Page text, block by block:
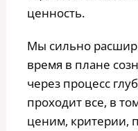
ценность.
Мы сильно
время в плане
через процесс
проходит все, в
ценим, критерии,